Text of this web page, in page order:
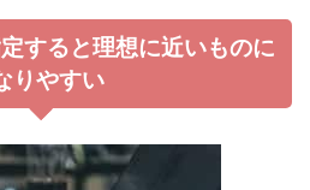
すると理想に近いものに
りやすい